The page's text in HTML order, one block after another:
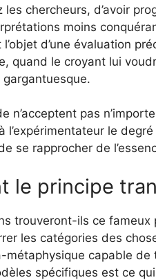
les chercheurs, d’avoir
moins
d’une évaluation
quand le croyant lui
n’acceptent pas
l’expérimentateur le
se rapprocher de
le principe
trouveront-ils ce
les catégories des
métaphysique capable de
spécifiques est ce